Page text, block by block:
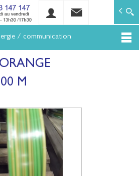
de réseaux électriques basse tension et
/ communication
M